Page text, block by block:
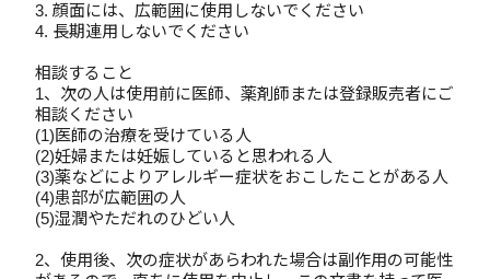
3. 顔面には、広範囲に使用しないでください
4. 長期連用しないでください
相談すること
1、次の人は使用前に医師、薬剤師または登録販売者にご
相談ください
(1)医師の治療を受けている人
(2)妊婦または妊娠していると思われる人
(3)薬などによりアレルギー症状をおこしたことがある人
(4)患部が広範囲の人
(5)湿潤やただれのひどい人
2、使用後、次の症状があらわれた場合は副作用の可能性